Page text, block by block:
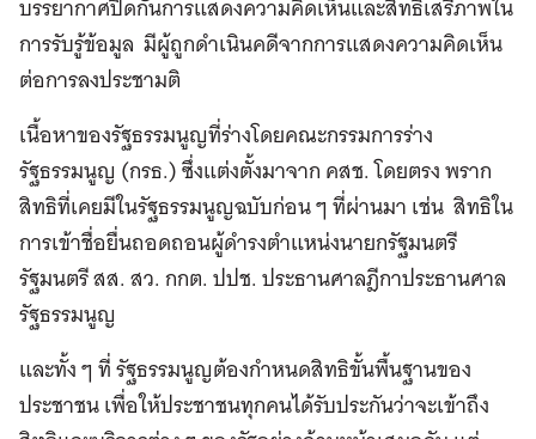
การรับรู้ข้อมูล มีผู้ถูกดำเนินคดีจากการแสดงความคิดเห็น
ต่อการลงประชามติ
เนื้อหาของรัฐธรรมนูญที่ร่างโดยคณะกรรมการร่าง
รัฐธรรมนูญ (กรธ.) ซึ่งแต่งตั้งมาจาก คสช. โดยตรง พราก
สิทธิที่เคยมีในรัฐธรรมนูญฉบับก่อน ๆ ที่ผ่านมา เช่น สิทธิใน
การเข้าชื่อยื่นถอดถอนผู้ดำรงตำแหน่งนายกรัฐมนตรี
รัฐมนตรี สส. สว. กกต. ปปช. ประธานศาลฎีกาประธานศาล
รัฐธรรมนูญ
และทั้ง ๆ ที่ รัฐธรรมนูญต้องกำหนดสิทธิขั้นพื้นฐานของ
ประชาชน เพื่อให้ประชาชนทุกคนได้รับประกันว่าจะเข้าถึง